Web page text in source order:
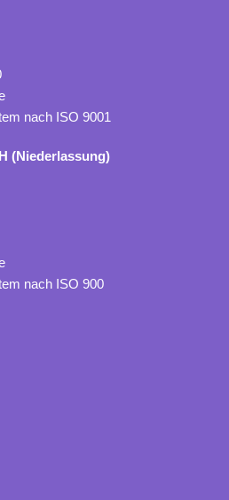
nach ISO 9001
(Niederlassung)
nach ISO 900